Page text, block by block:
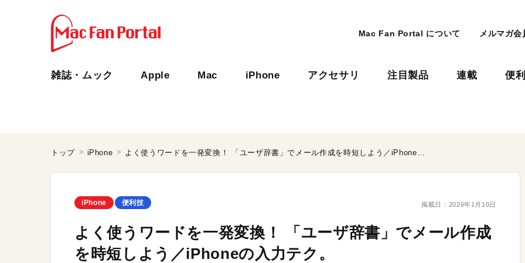
Mac Fan Portal について メルマガ会
雑誌・ムック Apple Mac iPhone アクセサリ 注目製品 連載 便
トップ iPhone よく使うワードを一発変換！ 「ユーザ辞書」でメール作成を時短しよう／iPhoneの入力テク。
iPhone 便利技 掲載日： 2026年1月10日
よく使うワードを一発変換！ 「ユーザ辞書」でメール作成
を時短しよう／iPhoneの入力テク。